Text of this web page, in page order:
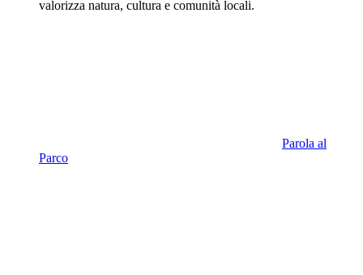
valorizza natura, cultura e comunità locali.
Parola al
Parco